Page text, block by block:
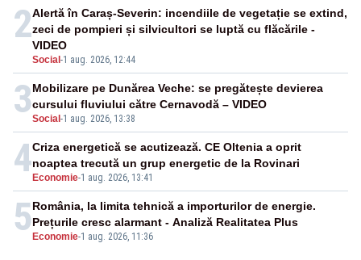
2
Social -1 aug. 2026, 12:44
Alertă în Caraș-Severin: incendiile de vegetație se extind,
zeci de pompieri și silvicultori se luptă cu flăcările -
VIDEO
3Social -1 aug. 2026, 13:38
Mobilizare pe Dunărea Veche: se pregătește devierea
cursului fluviului către Cernavodă – VIDEO
4 Economie-1 aug. 2026, 13:41
Criza energetică se acutizează. CE Oltenia a oprit
noaptea trecută un grup energetic de la Rovinari
5 Economie-1 aug. 2026, 11:36
România, la limita tehnică a importurilor de energie.
Prețurile cresc alarmant - Analiză Realitatea Plus